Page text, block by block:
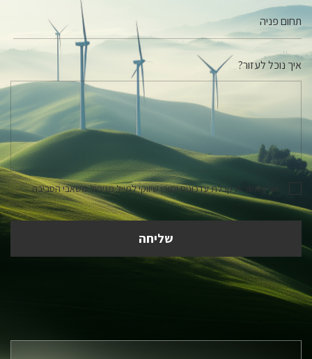
איך נוכל לעזור?
אני מאשר.ת קבלת עדכונים ותוכן שיווקי למייל מניהול משאבי הסביבה